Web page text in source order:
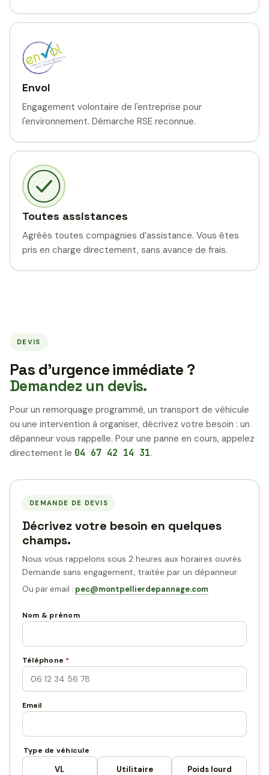
Envol
Engagement volontaire de l'entreprise pour
l'environnement. Démarche RSE reconnue.
Toutes assistances
Agréés toutes compagnies d’assistance. Vous êtes
pris en charge directement, sans avance de frais.
DEVIS
Pas d’urgence immédiate ?
Demandez un devis.
Pour un remorquage programmé, un transport de véhicule
ou une intervention à organiser, décrivez votre besoin : un
dépanneur vous rappelle. Pour une panne en cours, appelez
directement le 04 67 42 14 31.
DEMANDE DE DEVIS
Décrivez votre besoin en quelques
champs.
Nous vous rappelons sous 2 heures aux horaires ouvrés.
Demande sans engagement, traitée par un dépanneur.
Ou par email : pec@montpellierdepannage.com
Nom & prénom
Téléphone *
Email
Type de véhicule
VL Utilitaire Poids lourd